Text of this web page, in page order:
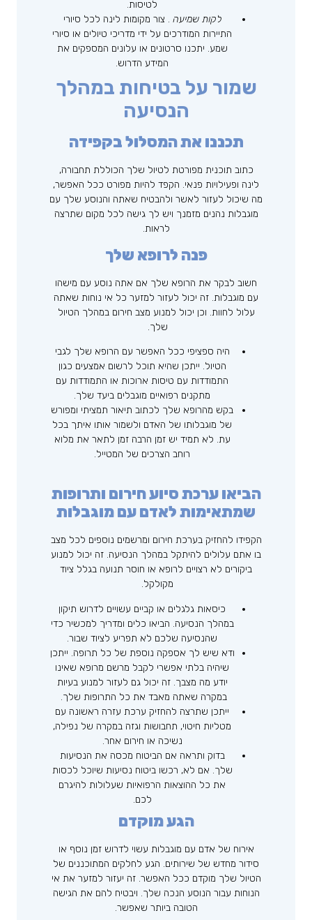
לטיסות.
לקות שמיעה . צור מקומות לינה לכל סיורי
התיירות המודרכים על ידי מדריכי טיולים או סיורי
שמע. יתכנו סרטונים או עלונים המספקים את
המידע הדרוש.
שמור על בטיחות במהלך
הנסיעה
תכננו את המסלול בקפידה
כתוב תוכנית מפורטת לטיול שלך הכוללת תחבורה,
לינה ופעילויות פנאי. הקפד להיות מפורט ככל האפשר,
מה שיכול לעזור לאשר ולהבטיח שאתה והנוסע שלך עם
מוגבלות נהנים מזמנך ויש לך גישה לכל מקום שתרצה
לראות.
פנה לרופא שלך
חשוב לבקר את הרופא שלך אם אתה נוסע עם מישהו
עם מוגבלות. זה יכול לעזור למזער כל אי נוחות שאתה
עלול לחוות. וכן יכול למנוע מצב חירום במהלך הטיול
שלך.
היה ספציפי ככל האפשר עם הרופא שלך לגבי
הטיול. ייתכן שהיא תוכל לרשום אמצעים כגון
התמודדות עם טיסות ארוכות או התמודדות עם
מתקנים רפואיים מוגבלים ביעד שלך.
בקש מהרופא שלך לכתוב תיאור תמציתי ומפורש
של מוגבלותו של האדם ולשמור אותו איתך בכל
עת. לא תמיד יש זמן הרבה זמן לתאר את מלוא
רוחב הצרכים של המטייל.
הביאו ערכת סיוע חירום ותרופות
שמתאימות לאדם עם מוגבלות
הקפידו להחזיק בערכת חירום ומרשמים נוספים לכל מצב
בו אתם עלולים להיתקל במהלך הנסיעה. זה יכול למנוע
ביקורים לא רצויים לרופא או חוסר תנועה בגלל ציוד
מקולקל.
כיסאות גלגלים או קביים עשויים לדרוש תיקון
במהלך הנסיעה. הביאו כלים ומדריך למכשיר כדי
שהנסיעה שלכם לא תפריע לציוד שבור.
ודא שיש לך אספקה ​​נוספת של כל תרופה. ייתכן
שיהיה בלתי אפשרי לקבל מרשם מרופא שאינו
יודע מה מצבך. זה יכול גם לעזור למנוע בעיות
במקרה שאתה מאבד את כל התרופות שלך.
ייתכן שתרצה להחזיק ערכת עזרה ראשונה עם
מטליות חיטוי, תחבושות וגזה במקרה של נפילה,
נשיכה או חירום אחר.
בדוק ותראה אם ​​הביטוח מכסה את הנסיעות
שלך. אם לא, רכשו ביטוח נסיעות שיוכל לכסות
את כל ההוצאות הרפואיות שעלולות להיגרם
לכם.
הגע מוקדם
אירוח של אדם עם מוגבלות עשוי לדרוש זמן נוסף או
סידור מחדש של שירותים. הגע לחלקים המתוכננים של
הטיול שלך מוקדם ככל האפשר. זה יעזור למזער את אי
הנוחות עבור הנוסע הנכה שלך. ויבטיח להם את הגישה
הטובה ביותר שאפשר.